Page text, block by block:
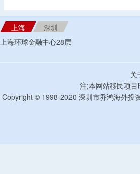
上海
深圳
上海环球金融中心28层
关
注;本网站移民项
Copyright © 1998-2020 深圳市乔鸿海外投